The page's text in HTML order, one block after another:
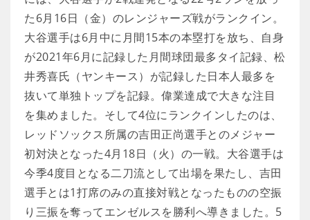
た6月16日（金）のレンジャーズ戦がランクイン。
大谷選手は6月中に月間15本の本塁打を放ち、自身
が2021年6月に記録した月間球団最多タイ記録、松
井秀喜氏（ヤンキース）が記録した日本人最多を
抜いて単独トップを記録。偉業達成で大きな注目
を集めました。そして4位にランクインしたのは、
レッドソックス所属の吉田正尚選手とのメジャー
初対決となった4月18日（火）の一戦。大谷選手は
今季4度目となる二刀流として出場を果たし、吉田
選手とは1打席のみの直接対戦となったものの空振
り三振を奪ってエンゼルスを勝利へ導きました。5